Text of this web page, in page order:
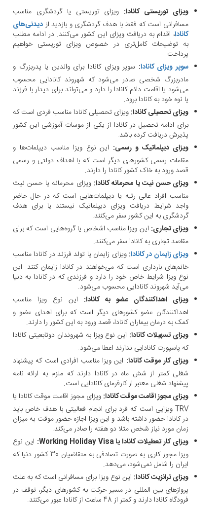
ویزای توریستی کانادا: ویزای توریستی یا گردشگری مناسب
مسافرانی است که فقط با هدف گردشگری و بازدید از دیدنی‌های
کانادا، اقدام به دریافت ویزای این کشور می‌کنند. در ادامه مطلب
به توضیحات کامل‌تری در خصوص ویزای توریستی خواهیم
پرداخت.
سوپر ویزای کانادا: سوپر ویزای کانادا برای والدین یا پدربزرگ و
مادربزرگ شخصی صادر می‌شود که شهروند کانادایی محسوب
می‌شود یا اقامت دائم کانادا را دارد و می‌تواند برای دیدار با فرزند
یا نوه خود به کانادا برود.
ویزای تحصیلی کانادا: ویزای تحصیلی کانادا مناسب فردی است که
برای ادامه تحصیل در کانادا از یکی از موسات آموزشی این کشور
پذیرش دریافت کرده باشد.
ویزای دیپلماتیک و رسمی: این نوع ویزا مناسب دیپلمات‌ها و
مقامات رسمی کشورهای دیگر است که با اهداف دولتی و رسمی
قصد ورود به خاک کشور کانادا را دارند.
ویزای حسن نیت یا محرمانه کانادا: ویزای محرمانه یا حسن نیت
مناسب افراد عالی رتبه یا دیپلمات‌هایی است که در حال حاضر
واجد شرایط دریافت ویزای دیپلماتیک نیستند یا برای هدف
گردشگری به این کشور سفر می‌کنند.
ویزای تجاری: این ویزا مناسب اشخاص یا گروه‌هایی است که برای
مقاصد تجاری به کانادا سفر می‌کنند.
ویزای زایمان در کانادا: ویزای زایمان یا تولد فرزند در کانادا مناسب
خانم‌های بارداری است که می‌خواهند در کانادا زایمان کنند. این
نوع ویزا شرایط خاص خود را دارد و فرزندی که در کانادا به دنیا
می‌آید شهروند کانادایی محسوب می‌شود.
ویزای اهداکنندگان عضو به کانادا: این نوع ویزا مناسب
اهداکنندگان عضو کشورهای دیگر است که برای اهدای عضو و
کمک به درمان بیماران کانادا، قصد ورود به این کشور را دارند.
ویزای تسهیلات کانادا: این نوع ویزا به شهروندان دو‌تابعیتی کانادا
که پاسپورت کانادایی ندارند اعطا می‌شود.
ویزای کار موقت کانادا: این ویزا مناسب افرادی است که پیشنهاد
شغلی کمتر از شش ماه در کانادا دارند که ملزم به ارائه نامه
پیشنهاد شغلی معتبر از کارفرمای کانادایی است.
ویزای مجوز اقامت موقت کانادا: ویزای مجوز اقامت موقت کانادا یا
TRV ویزایی است که فرد برای انجام فعالیتی با هدف خاص باید
در کانادا حضور داشته باشد و این ویزا اجازه حضور موقت به میزان
زمان مورد نیاز شخص مثلا دو هفته را صادر می‌کند.
ویزای کار تعطیلات کانادا یا Working Holiday Visa:
این نوع
ویزا مجوز کاری به صورت تصادفی به متقاضیان 30 کشور دنیا که
ایران را شامل نمی‌شود، می‌دهد.
ویزای ترانزیت کانادا: این نوع ویزا برای مسافرانی است که به علت
پروازهای بین المللی در مسیر حرکت به کشورهای دیگر، توقف در
فرودگاه کانادا دارند و کمتر از 48 ساعت از کانادا عبور می‌کنند.